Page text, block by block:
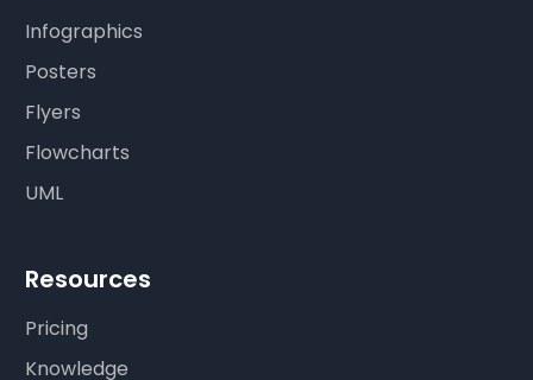
Infographics
Posters
Flyers
Flowcharts
UML
Resources
Pricing
Knowledge